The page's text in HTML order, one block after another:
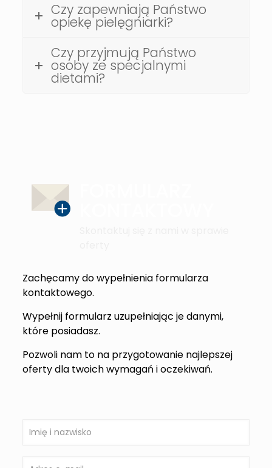
Czy zapewniają Państwo
opiekę pielęgniarki?
Czy przyjmują Państwo
osoby ze specjalnymi
dietami?
Zachęcamy do wypełnienia formularza
kontaktowego.
Wypełnij formularz uzupełniając je danymi,
które posiadasz.
Pozwoli nam to na przygotowanie najlepszej
oferty dla twoich wymagań i oczekiwań.